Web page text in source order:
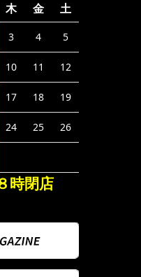
木 金 土
3 4 5
10 11 12
17 18 19
24 25 26
時閉店